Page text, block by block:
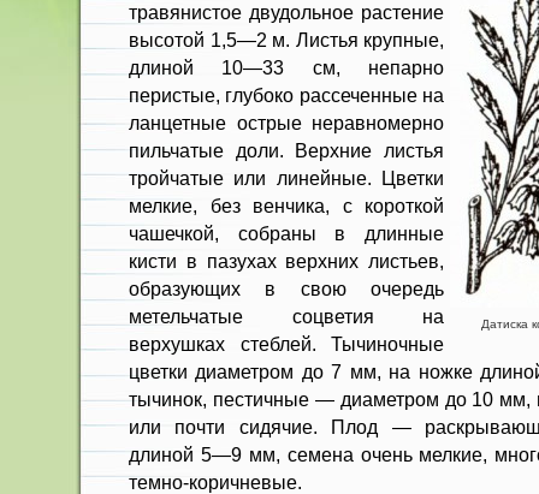
Датиска
травянистое двудольное растение
высотой 1,5—2 м. Листья крупные,
длиной 10—33 см, непарно
перистые, глубоко рассеченные на
ланцетные острые неравномерно
пиль­чатые доли. Верхние листья
тройчатые или линейные. Цветки
мелкие, без вен­чика, с короткой
чашечкой, собраны в длинные
кисти в пазухах верхних ли­стьев,
образующих в свою очередь
метельчатые соцветия на
верхушках стеблей. Тычиночные
цветки диаметром до 7 мм, на ножке
тычинок, пестичные — диаметром до 10 мм,
или почти сидячие. Плод —
длиной 5—9 мм, семена очень мелкие,
темно-коричневые.